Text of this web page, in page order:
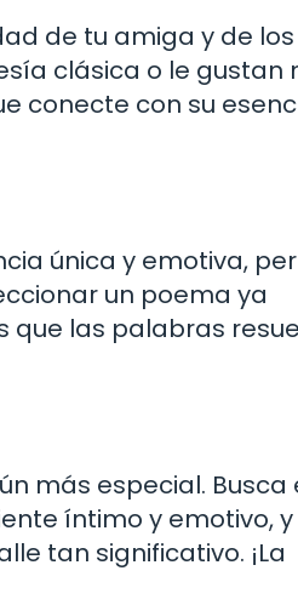
de tu amiga y de los
clásica o le gustan
conecte con su
única y emotiva,
un poema ya
que las palabras
más especial. Busca
íntimo y emotivo, y
tan significativo. ¡La